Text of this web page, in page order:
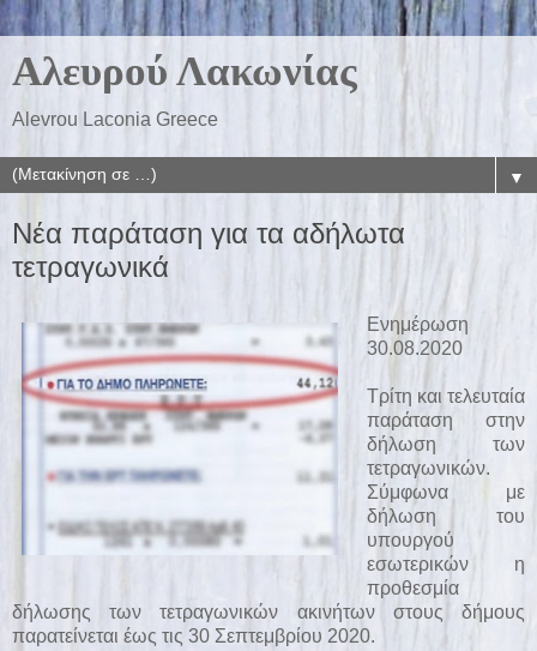
Αλευρού Λακωνίας
Alevrou Laconia Greece
▼
Νέα παράταση για τα αδήλωτα
τετραγωνικά
Ενημέρωση
30.08.2020
Τρίτη και τελευταία
παράταση στην
δήλωση των
τετραγωνικών.
Σύμφωνα με
δήλωση του
υπουργού
εσωτερικών η
προθεσμία
δήλωσης των τετραγωνικών ακινήτων στους δήμους
παρατείνεται έως τις 30 Σεπτεμβρίου 2020.